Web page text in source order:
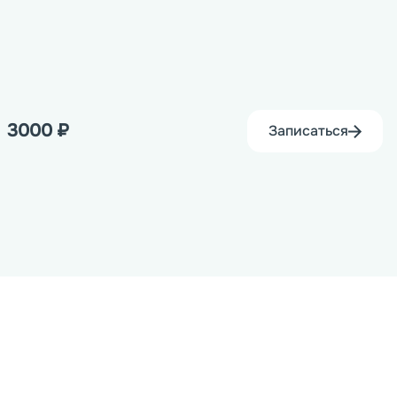
3000 ₽ Записаться